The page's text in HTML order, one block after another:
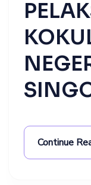
Continue